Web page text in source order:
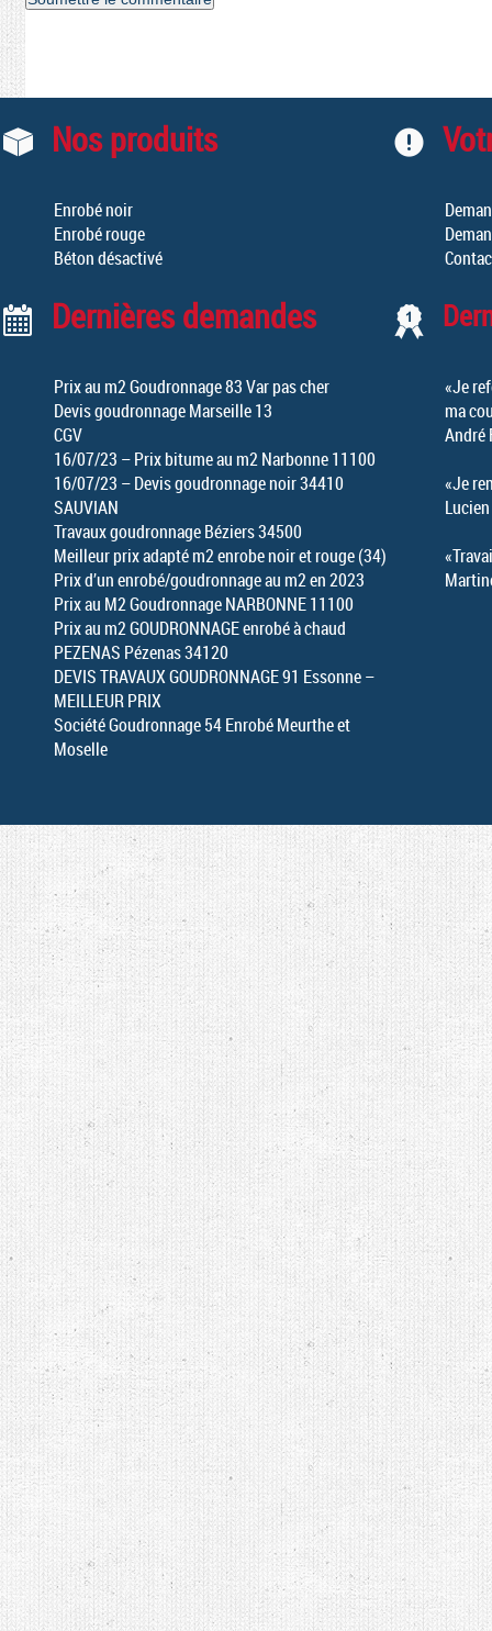
Nos produits
Enrobé noir
Enrobé rouge
Béton désactivé
Dernières demandes
Prix au m2 Goudronnage 83 Var pas cher
Devis goudronnage Marseille 13
CGV
16/07/23 – Prix bitume au m2 Narbonne 11100
16/07/23 – Devis goudronnage noir 34410
SAUVIAN
Travaux goudronnage Béziers 34500
Meilleur prix adapté m2 enrobe noir et rouge (34)
Prix d’un enrobé/goudronnage au m2 en 2023
Prix au M2 Goudronnage NARBONNE 11100
Prix au m2 GOUDRONNAGE enrobé à chaud
PEZENAS Pézenas 34120
DEVIS TRAVAUX GOUDRONNAGE 91 Essonne –
MEILLEUR PRIX
Société Goudronnage 54 Enrobé Meurthe et
Moselle
«Je
ma
André
«Je
Lucien